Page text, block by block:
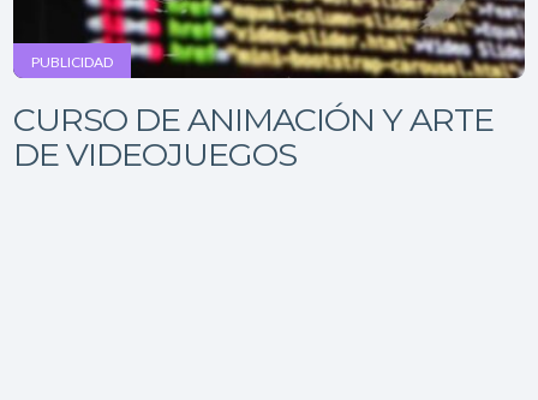
PUBLICIDAD
CURSO DE ANIMACIÓN Y ARTE
DE VIDEOJUEGOS